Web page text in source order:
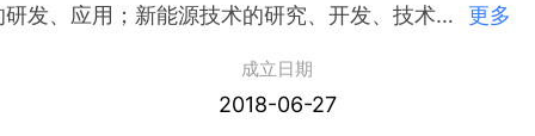
简介：云南浩润涞科技有限公司,2018年06月27日成立，经营范围包括净水设备维修、保养服务；新能源技术的研发、应用；新能源技术的研究、开发、技术咨询、技术服务及技术转让；水净化工程；营销策划；环境监测专用仪器仪表制造；其他水的处理、利用与分配。（依法须经批准的项目，经相关部门批准后方可开展经营活动） 更多
成立日期
2018-06-27